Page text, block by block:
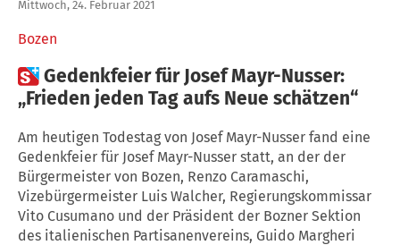
Bozen
Mittwoch, 24. Februar 2021
Gedenkfeier für Josef Mayr-Nusser:
„Frieden jeden Tag aufs Neue schätzen“
Am heutigen Todestag von Josef Mayr-Nusser fand eine
Gedenkfeier für Josef Mayr-Nusser statt, an der der
Bürgermeister von Bozen, Renzo Caramaschi,
Vizebürgermeister Luis Walcher, Regierungskommissar
Vito Cusumano und der Präsident der Bozner Sektion
des italienischen Partisanenvereins, Guido Margheri